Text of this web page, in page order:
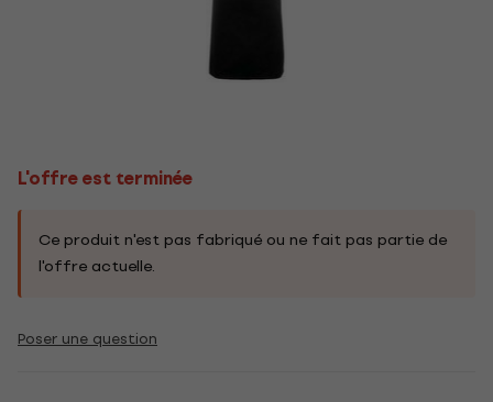
L'offre est terminée
Ce produit n'est pas fabriqué ou ne fait pas partie de
l'offre actuelle.
Poser une question